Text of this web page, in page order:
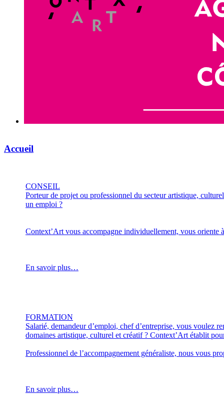
Accueil
CONSEIL
Porteur de projet ou professionnel du secteur artistique,
un emploi ?
Context’Art vous accompagne individuellement, vous oriente
En savoir plus…
FORMATION
Salarié, demandeur d’emploi, chef d’entreprise, vous voulez
domaines artistique, culturel et créatif ? Context’Art établit
Professionnel de l’accompagnement généraliste, nous vous
En savoir plus…